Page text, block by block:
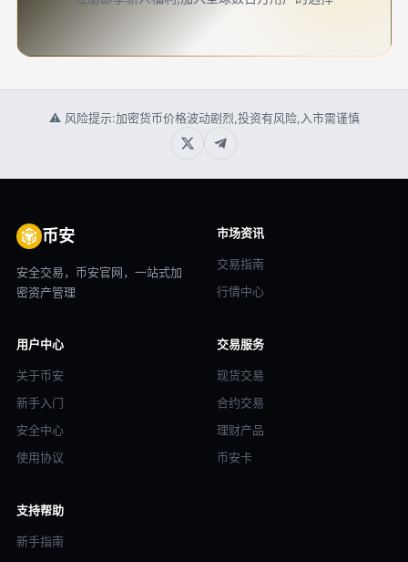
⚠ 风险提示:加密货币价格波动剧烈,投资有风险,入市需谨慎
币安
安全交易，币安官网，一站式加
密资产管理
市场资讯
交易指南
行情中心
用户中心
关于币安
新手入门
安全中心
使用协议
交易服务
现货交易
合约交易
理财产品
币安卡
支持帮助
新手指南